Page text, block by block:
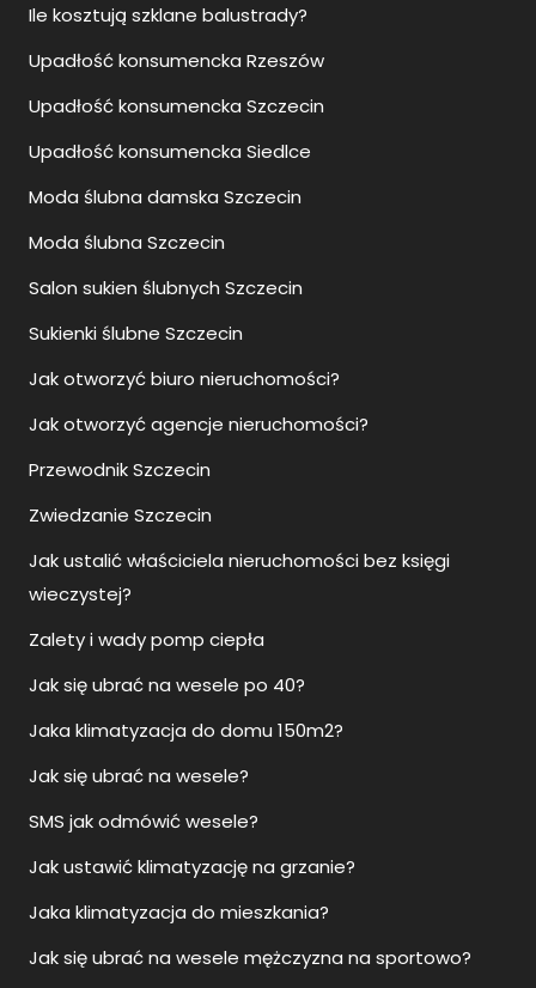
Ile kosztują szklane balustrady?
Upadłość konsumencka Rzeszów
Upadłość konsumencka Szczecin
Upadłość konsumencka Siedlce
Moda ślubna damska Szczecin
Moda ślubna Szczecin
Salon sukien ślubnych Szczecin
Sukienki ślubne Szczecin
Jak otworzyć biuro nieruchomości?
Jak otworzyć agencje nieruchomości?
Przewodnik Szczecin
Zwiedzanie Szczecin
Jak ustalić właściciela nieruchomości bez księgi
wieczystej?
Zalety i wady pomp ciepła
Jak się ubrać na wesele po 40?
Jaka klimatyzacja do domu 150m2?
Jak się ubrać na wesele?
SMS jak odmówić wesele?
Jak ustawić klimatyzację na grzanie?
Jaka klimatyzacja do mieszkania?
Jak się ubrać na wesele mężczyzna na sportowo?